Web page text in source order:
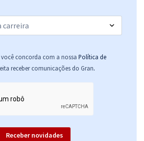
concorda com a nossa Política de
receber comunicações do Gran.
Receber novidades